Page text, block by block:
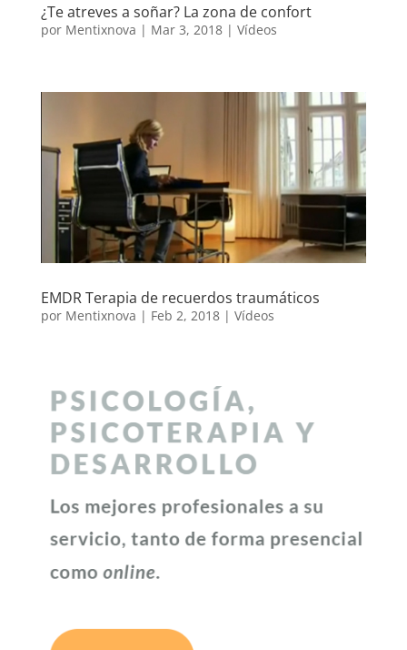
¿Te atreves a soñar? La zona de confort
por Mentixnova | Mar 3, 2018| Vídeos
EMDR Terapia de recuerdos traumáticos
por Mentixnova | Feb 2, 2018| Vídeos